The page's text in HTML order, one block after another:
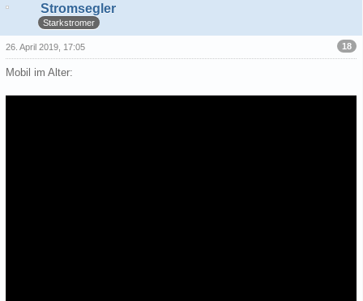
Stromsegler
Starkstromer
18
26. April 2019, 17:05
Mobil im Alter: